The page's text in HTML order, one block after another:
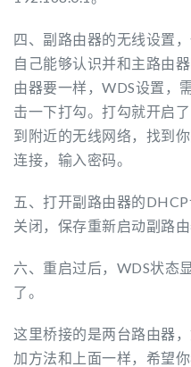
四、副路由器的无线设置
自己能够认识并和主路由
由器要一样，WDS设置，
击一下打勾。打勾就开启
到附近的无线网络，找到
连接，输入密码。
五、打开副路由器的
关闭，保存重新启动副路由
六、重启过后，WDS状态
了。
这里桥接的是两台路由器
加方法和上面一样，希望